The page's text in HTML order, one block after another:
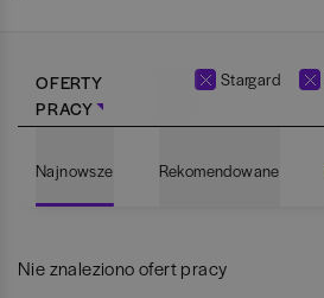
OFERTY
PRACY
Stargard
Najnowsze Rekomendowane
Nie znaleziono ofert pracy